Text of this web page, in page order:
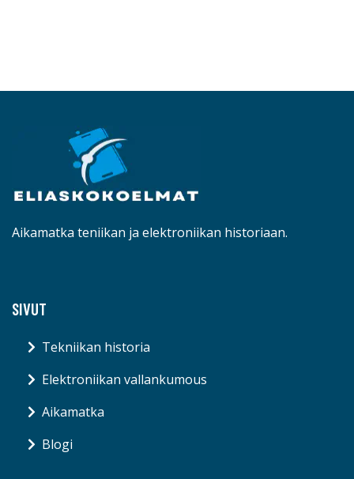
Aikamatka teniikan ja elektroniikan historiaan.
SIVUT
Tekniikan historia
Elektroniikan vallankumous
Aikamatka
Blogi